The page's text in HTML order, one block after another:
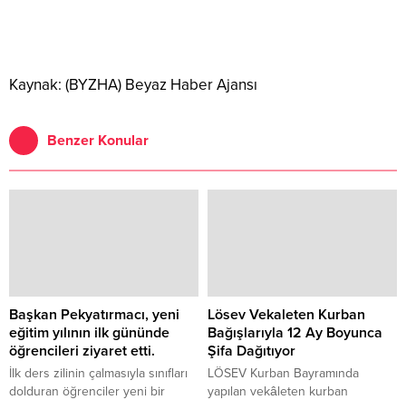
Kaynak: (BYZHA) Beyaz Haber Ajansı
Benzer Konular
Başkan Pekyatırmacı, yeni
eğitim yılının ilk gününde
öğrencileri ziyaret etti.
İlk ders zilinin çalmasıyla sınıfları
dolduran öğrenciler yeni bir
Lösev Vekaleten Kurban
Bağışlarıyla 12 Ay Boyunca
Şifa Dağıtıyor
LÖSEV Kurban Bayramında
yapılan vekâleten kurban